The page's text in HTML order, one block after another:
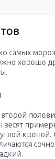
самых
хорошо